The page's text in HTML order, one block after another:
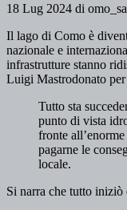
18 Lug 2024 di
Il lago di Como è
nazionale e
infrastrutture stanno
Luigi Mastrodonato per
Tutto sta
punto di vista
fronte
pagarne le
locale.
Si narra che tutto